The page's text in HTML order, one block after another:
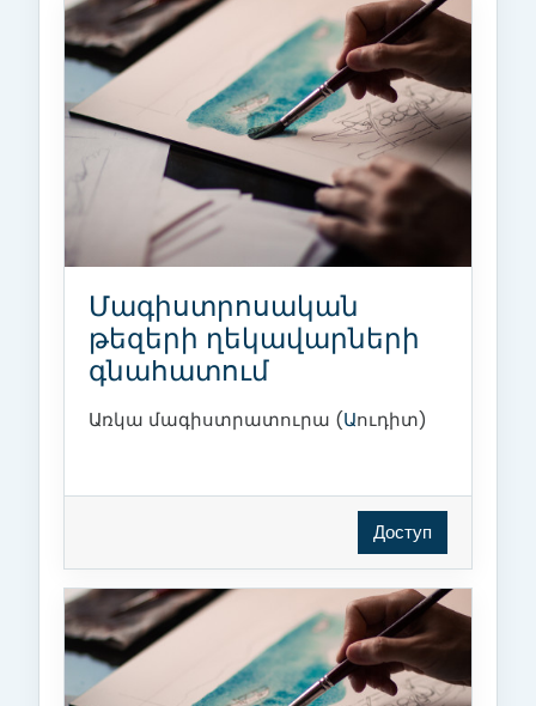
Մագիստրոսական
թեզերի ղեկավարների
գնահատում
Առկա մագիստրատուրա (Աուդիտ)
Доступ